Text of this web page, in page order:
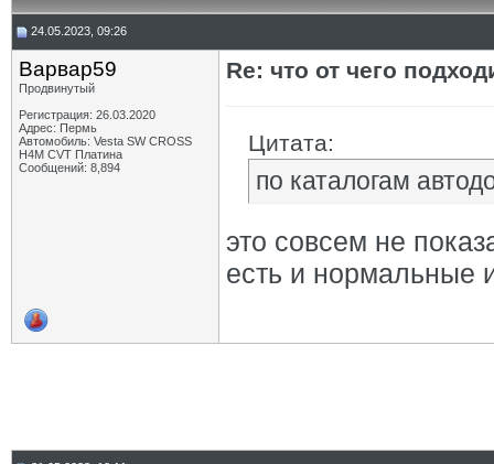
24.05.2023, 09:26
Варвар59
Продвинутый
Регистрация: 26.03.2020
Адрес: Пермь
Автомобиль: Vesta SW CROSS
H4M CVT Платина
Сообщений: 8,894
Re: что от чего
Цитата:
по каталогам
это совсем не
есть и нормальные